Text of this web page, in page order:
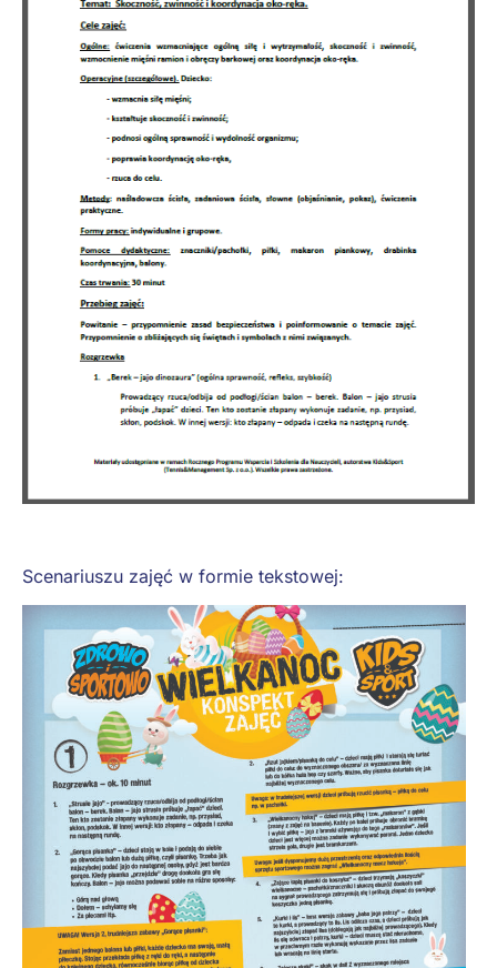
Scenariuszu zajęć w formie tekstowej: